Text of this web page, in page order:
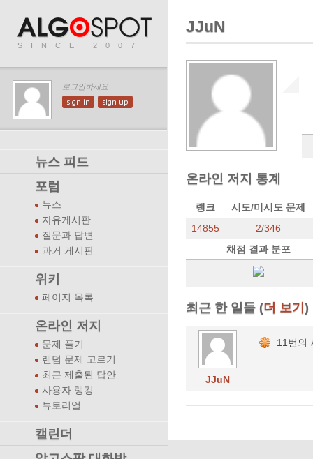
SINCE 2007
로그인하세요.
sign in sign up
뉴스 피드
포럼
뉴스
자유게시판
질문과 답변
과거 게시판
위키
페이지 목록
온라인 저지
문제 풀기
랜덤 문제 고르기
최근 제출된 답안
사용자 랭킹
튜토리얼
캘린더
JJuN
온라인 저지 통계
랭크
시도/미시도 문제
14855
2/346
채점 결과 분포
최근 한 일들 (더 보기)
JJuN
11번의